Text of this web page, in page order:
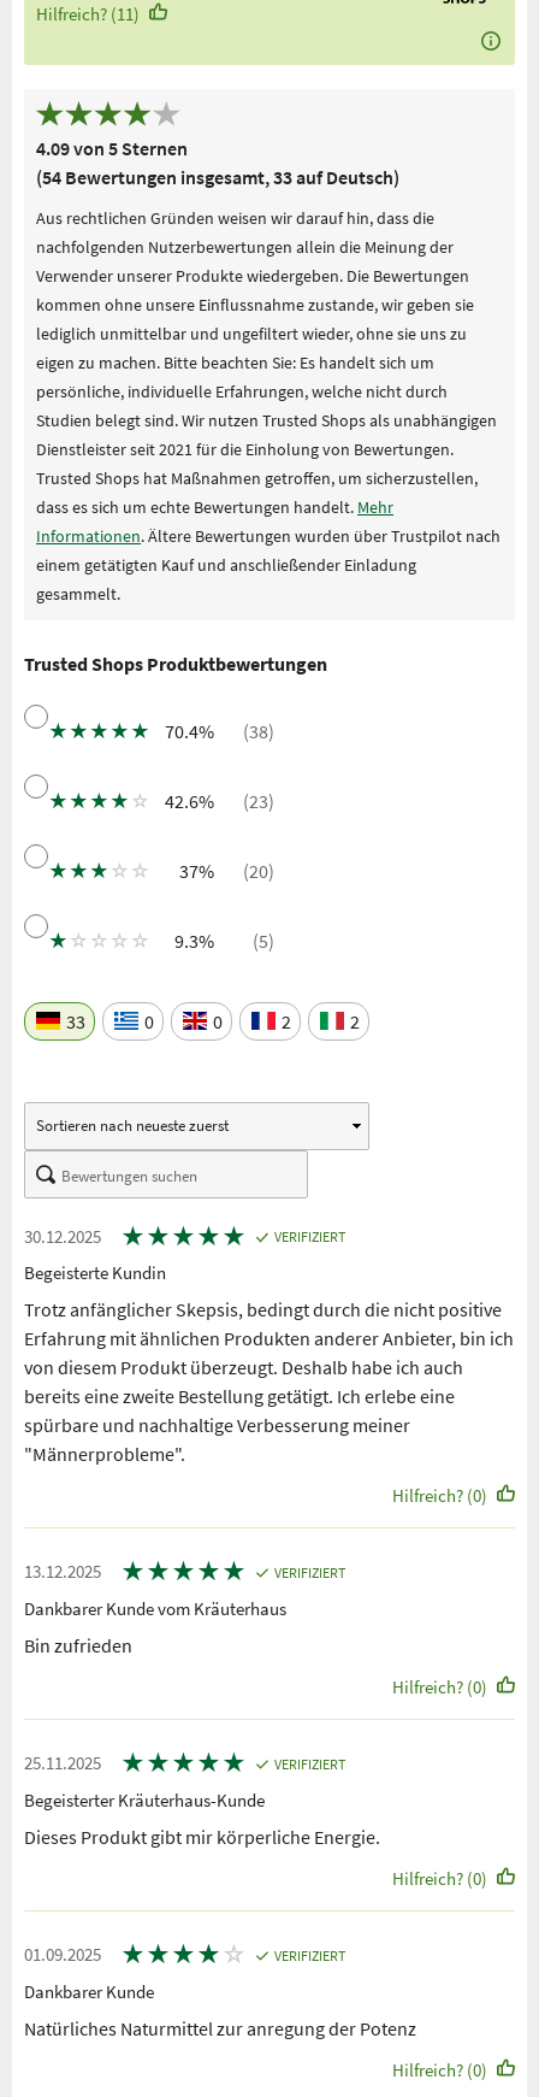
Hilfreich? (11)
4.09 von 5 Sternen
(54 Bewertungen insgesamt, 33 auf Deutsch)
Aus rechtlichen Gründen weisen wir darauf hin, dass die
nachfolgenden Nutzerbewertungen allein die Meinung der
Verwender unserer Produkte wiedergeben. Die Bewertungen
kommen ohne unsere Einflussnahme zustande, wir geben sie
lediglich unmittelbar und ungefiltert wieder, ohne sie uns zu
eigen zu machen. Bitte beachten Sie: Es handelt sich um
persönliche, individuelle Erfahrungen, welche nicht durch
Studien belegt sind. Wir nutzen Trusted Shops als unabhängigen
Dienstleister seit 2021 für die Einholung von Bewertungen.
Trusted Shops hat Maßnahmen getroffen, um sicherzustellen,
dass es sich um echte Bewertungen handelt. Mehr
Informationen. Ältere Bewertungen wurden über Trustpilot nach
einem getätigten Kauf und anschließender Einladung
gesammelt.
Trusted Shops Produktbewertungen
★ ★ ★ ★ ★ 70.4% (38)
★ ★ ★ ★ ☆ 42.6% (23)
★ ★ ★ ☆ ☆ 37% (20)
★ ☆ ☆ ☆ ☆ 9.3% (5)
33 0 0 2 2
30.12.2025 ★★★★★ VERIFIZIERT
Begeisterte Kundin
Trotz anfänglicher Skepsis, bedingt durch die nicht positive
Erfahrung mit ähnlichen Produkten anderer Anbieter, bin ich
von diesem Produkt überzeugt. Deshalb habe ich auch
bereits eine zweite Bestellung getätigt. Ich erlebe eine
spürbare und nachhaltige Verbesserung meiner
"Männerprobleme".
Hilfreich? (0)
13.12.2025 ★★★★★ VERIFIZIERT
Dankbarer Kunde vom Kräuterhaus
Bin zufrieden
Hilfreich? (0)
25.11.2025 ★★★★★ VERIFIZIERT
Begeisterter Kräuterhaus-Kunde
Dieses Produkt gibt mir körperliche Energie.
Hilfreich? (0)
01.09.2025 ★★★★ ☆ VERIFIZIERT
Dankbarer Kunde
Natürliches Naturmittel zur anregung der Potenz
Hilfreich? (0)